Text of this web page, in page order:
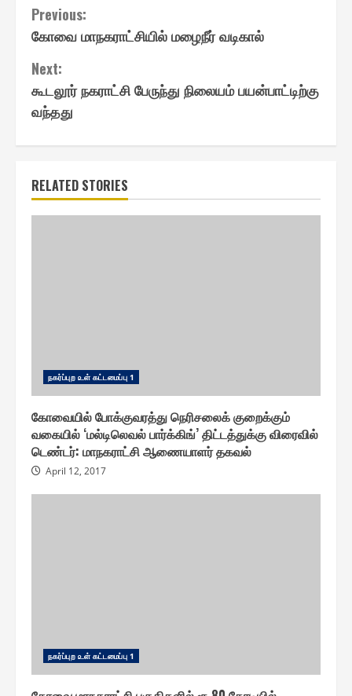
Continue
Reading
Previous:
கோவை மாநகராட்சியில் மழைநீர் வடிகால்
Next:
கூடலூர் நகராட்சி பேருந்து நிலையம் பயன்பாட்டிற்கு
வந்தது
RELATED STORIES
ந௧ர்ப்புற ௨ள் ௧ட்டமைப்பு 1
கோவையில் போக்குவரத்து நெரிசலைக் குறைக்கும்
வகையில் ‘மல்டிலெவல் பார்க்கிங்’ திட்டத்துக்கு விரைவில்
டெண்டர் : மாநகராட்சி ஆணையாளர் தகவல்
April 12, 2017
ந௧ர்ப்புற ௨ள் ௧ட்டமைப்பு 1